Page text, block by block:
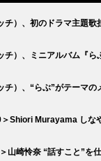
チ）、初のドラマ主題
チ）、ミニアルバム『
チ）、“らぶ”がテーマ
＞Shiori Murayama し
山崎怜奈 “話すこと”を